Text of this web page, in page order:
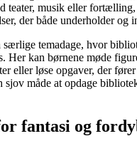
teater, musik eller
der både underholder og
særlige temadage, hvor
Her kan børnene møde
eller løse opgaver, der
sjov måde at opdage
fantasi og